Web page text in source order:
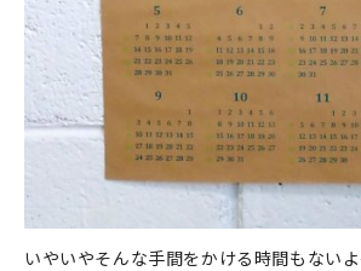
いやいやそんな手間をかける時間もない